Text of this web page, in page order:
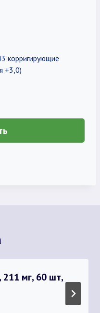
корригирующие
+3,0)
мг, 60 шт,